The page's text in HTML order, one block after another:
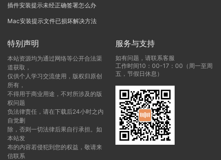
插件安装提示未经正确签署怎么办
Mac安装提示文件已损坏解决方法
特别声明
本站资源均为通过网络等公开合法渠
道获取，
仅供个人学习交流使用，版权归原创
所有，
不得用于商业用途，不对所涉及的版
权问题
负法律责任，请在下载后24小时之内
自觉删
除，否则一切法律后果自行承担。如
本站发
布的内容若侵犯到您的权益，敬请来
信联系
服务与支持
如有问题，请联系客服
工作时间10：00-17：00（周一至周
五，节假日休息）